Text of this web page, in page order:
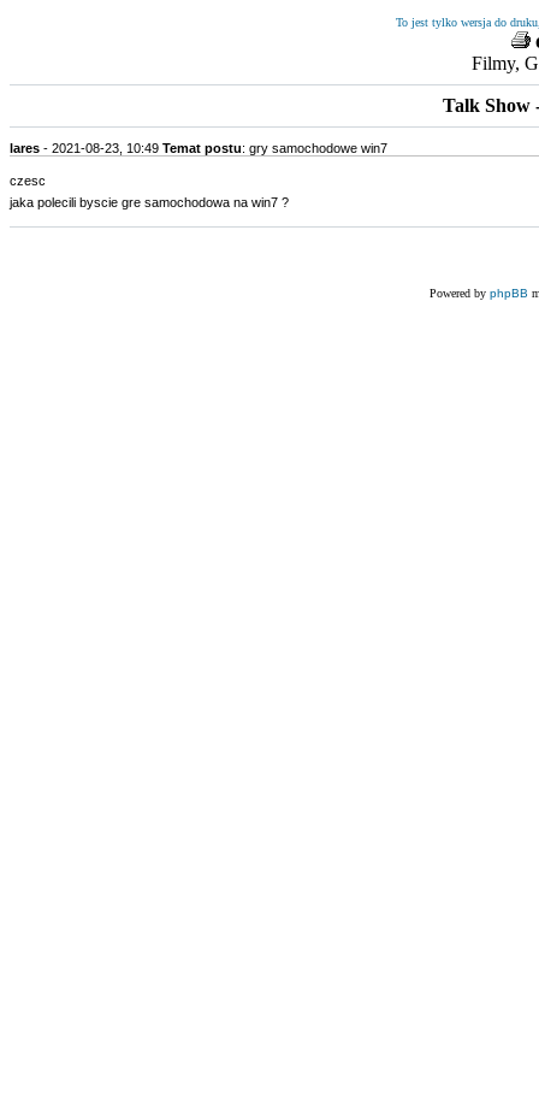
To jest tylko wersja do
Filmy,
Talk Show
lares - 2021-08-23, 10:49 Temat postu: gry samochodowe win7
czesc
jaka polecili byscie gre samochodowa na win7 ?
Powered by phpBB